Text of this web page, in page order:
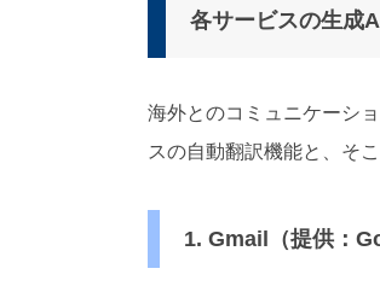
各サービスの生成
海外とのコミュニケーシ
スの自動翻訳機能と、そ
1. Gmail（提供：